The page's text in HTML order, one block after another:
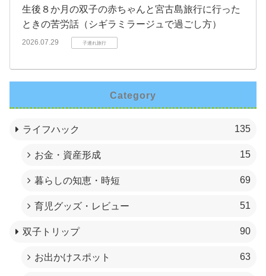
生後８か月の双子の赤ちゃんと宮古島旅行に行った
ときの苦労話（シギラミラージュで過ごし方）
2026.07.29 子連れ旅行
Category
ライフハック 135
お金・資産形成 15
暮らしの知恵・時短 69
育児グッズ・レビュー 51
双子トリップ 90
お出かけスポット 63